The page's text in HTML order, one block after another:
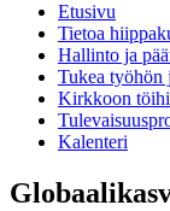
Etusivu
Tietoa
Hallinto ja
Tukea työhön
Kirkkoon
Kalenteri